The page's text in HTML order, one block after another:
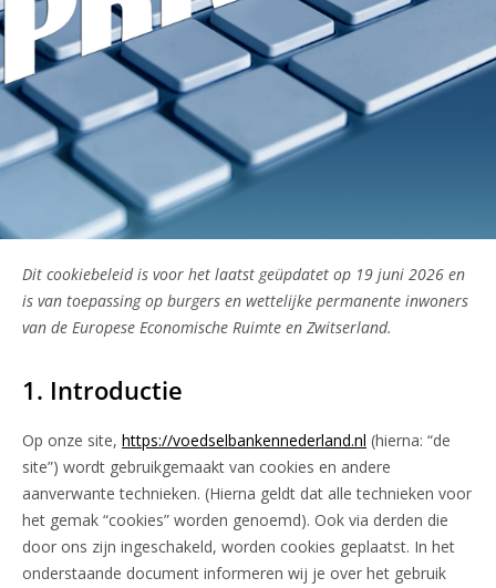
Dit cookiebeleid is voor het laatst geüpdatet op 19 juni 2026 en
is van toepassing op burgers en wettelijke permanente inwoners
van de Europese Economische Ruimte en Zwitserland.
1. Introductie
Op onze site, https://voedselbankennederland.nl (hierna: “de
site”) wordt gebruikgemaakt van cookies en andere
aanverwante technieken. (Hierna geldt dat alle technieken voor
het gemak “cookies” worden genoemd). Ook via derden die
door ons zijn ingeschakeld, worden cookies geplaatst. In het
onderstaande document informeren wij je over het gebruik